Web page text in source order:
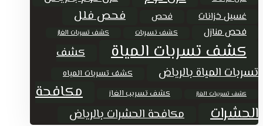
غسيل خزانات فحص فحص فلل
فحص منازل كشف تسربات كشف تسربات الغاز
كشف تسربات المياة
كشف
تسربات المياة بالرياض
كشف تسربات المياه
كشف تسريبات الغاز كشف تسريب الغاز
مكافحة
الحشرات
مكافحة الحشرات بالرياض